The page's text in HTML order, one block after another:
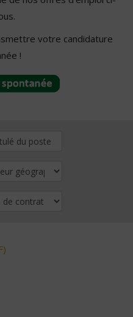
votre candidature
!